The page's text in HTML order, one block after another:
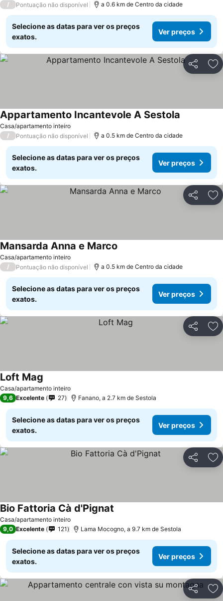
/ Pontuação não disponível a 0.6 km de Centro da cidade
Selecione as datas para ver os preços
exatos.
Ver preços
Partilhar
Casa/apartamento inteiro
Appartamento Incantevole A Sestola
/ Pontuação não disponível a 0.5 km de Centro da cidade
Selecione as datas para ver os preços
exatos.
Ver preços
Partilhar
Casa/apartamento inteiro
Mansarda Anna e Marco
/ Pontuação não disponível a 0.5 km de Centro da cidade
Selecione as datas para ver os preços
exatos.
Ver preços
Partilhar
Casa/apartamento inteiro
Loft Mag
9,6 Excelente 27 Fanano, a 2.7 km de Sestola
Selecione as datas para ver os preços
exatos.
Ver preços
Partilhar
Casa/apartamento inteiro
Bio Fattoria Cà d'Pignat
9,0 Excelente 121 Lama Mocogno, a 9.7 km de Sestola
Selecione as datas para ver os preços
exatos.
Ver preços
Partilhar